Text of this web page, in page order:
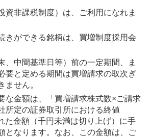
資非課税制度）は、ご利用になれま
きができる銘柄は、買増制度採用会
、中間基準日等）前の一定期間、ま
要と定める期間は買増請求の取次ぎ
ません。
な金額は、「買増請求株式数×ご請求
所定の証券取引所における終値
た金額（千円未満は切り上げ）に手
となります。なお、この金額は、ご